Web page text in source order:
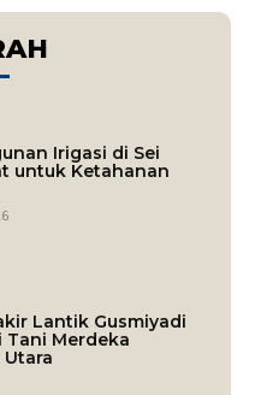
Irigasi di Sei
untuk Ketahanan
Lantik Gusmiyadi
Tani Merdeka
Utara